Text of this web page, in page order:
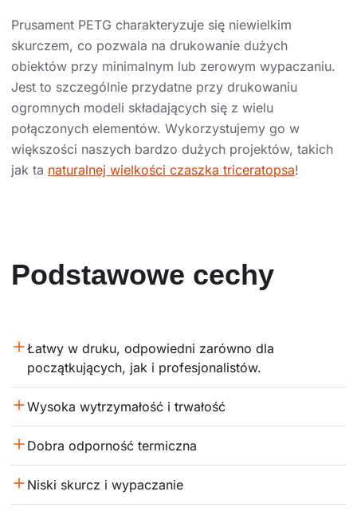
Prusament PETG charakteryzuje się niewielkim
skurczem, co pozwala na drukowanie dużych
obiektów przy minimalnym lub zerowym wypaczaniu.
Jest to szczególnie przydatne przy drukowaniu
ogromnych modeli składających się z wielu
połączonych elementów. Wykorzystujemy go w
większości naszych bardzo dużych projektów, takich
jak ta naturalnej wielkości czaszka triceratopsa!
Podstawowe cechy
Łatwy w druku, odpowiedni zarówno dla
początkujących, jak i profesjonalistów.
Wysoka wytrzymałość i trwałość
Dobra odporność termiczna
Niski skurcz i wypaczanie